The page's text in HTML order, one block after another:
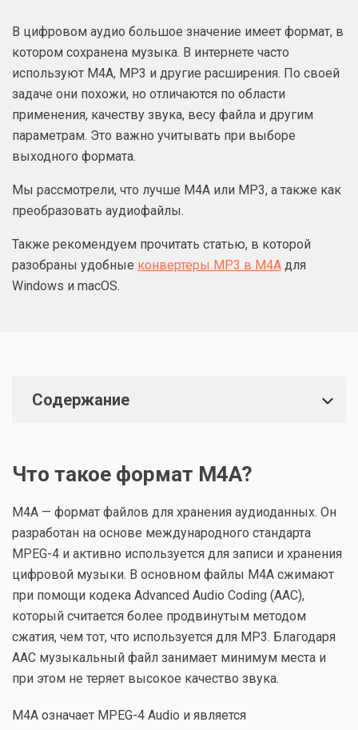
В цифровом аудио большое значение имеет формат, в
котором сохранена музыка. В интернете часто
используют M4A, MP3 и другие расширения. По своей
задаче они похожи, но отличаются по области
применения, качеству звука, весу файла и другим
параметрам. Это важно учитывать при выборе
выходного формата.
Мы рассмотрели, что лучше M4A или MP3, а также как
преобразовать аудиофайлы.
Также рекомендуем прочитать статью, в которой
разобраны удобные конвертеры MP3 в M4A для
Windows и macOS.
Содержание
Что такое формат M4A?
M4A — формат файлов для хранения аудиоданных. Он
разработан на основе международного стандарта
MPEG-4 и активно используется для записи и хранения
цифровой музыки. В основном файлы M4A сжимают
при помощи кодека Advanced Audio Coding (AAC),
который считается более продвинутым методом
сжатия, чем тот, что используется для MP3. Благодаря
ААС музыкальный файл занимает минимум места и
при этом не теряет высокое качество звука.
M4A означает MPEG-4 Audio и является